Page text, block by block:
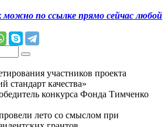
можно по ссылке прямо сейчас любой
участников проекта
качества»
конкурса Фонда Тимченко
лето со смыслом при